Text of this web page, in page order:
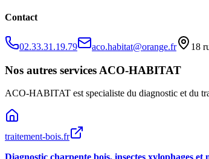
Contact
02.33.31.19.79 aco.habitat@orange.fr 18
Nos autres services ACO-HABITAT
ACO-HABITAT est specialiste du diagnostic et du
traitement-bois.fr